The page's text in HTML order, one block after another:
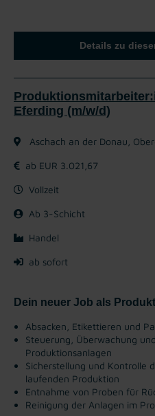
Details zu
Eferding (m/w/d)
Aschach an der Donau,
ab EUR 3.021,67
Vollzeit
Ab 3-Schicht
Handel
ab sofort
Dein neuer Job als
Absacken, Etikettieren und
Steuerung, Überwachung
Produktionsanlagen
Sicherstellung und Kontrolle
laufenden Produktion
Entnahme von Proben für
Reinigung der Anlagen im